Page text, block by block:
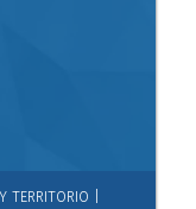
TERRITORIO |